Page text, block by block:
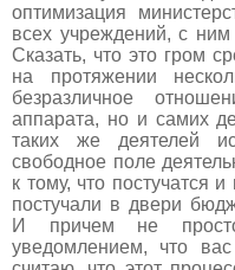
оптимизация
всех учреждений, с
Сказать, что это гром
на протяжении
безразличное
аппарата, но и самих
таких же деятелей
свободное поле
к тому, что постучатся
постучали в двери
И причем не
уведомлением, что